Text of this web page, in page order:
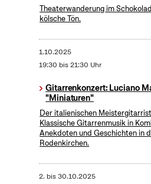
Theaterwanderung im
kölsche Tön.
1.10.2025
19:30 bis 21:30 Uhr
Gitarrenkonzert: Luciano
"Miniaturen"
Der italienischen
Klassische Gitarrenmusik in
Anekdoten und Geschichten in
Rodenkirchen.
2. bis30.10.2025